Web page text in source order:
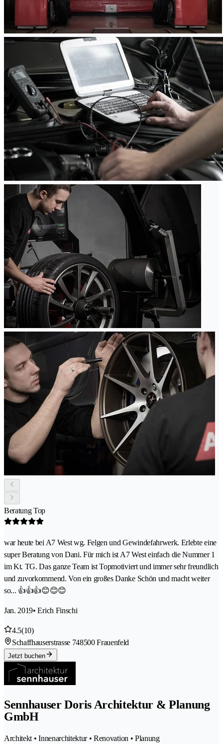
Beratung Top
war heute bei A7 West wg. Felgen und Gewindefahrwerk. Erlebte eine
super Beratung von Dani. Für mich ist A7 West einfach die Nummer 1
im Kt. TG. Das ganze Team ist Topmotiviert und immer sehr freundlich
und zuvorkommend. Von ein großes Danke Schön und macht weiter
so... 👍👍👍😊😊😊
Jan. 2019• Erich Finschi
4.5(10)
Schaffhauserstrasse 748500 Frauenfeld
Jetzt buchen
Sennhauser Doris Architektur & Planung
GmbH
Architekt • Innenarchitektur • Renovation • Planung